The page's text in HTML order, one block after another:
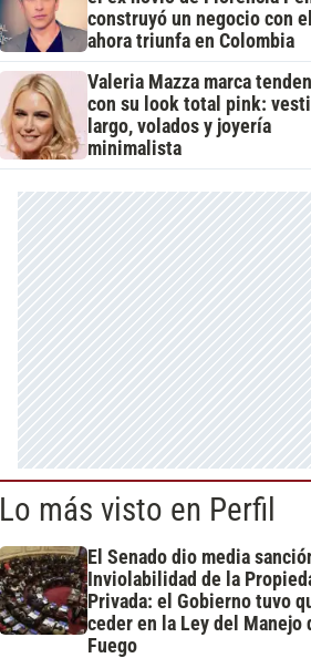
construyó un negocio con
ahora triunfa en Colombia
Valeria Mazza marca
con su look total pink:
largo, volados y joyería
minimalista
Lo más visto en Perfil
El Senado dio media
Inviolabilidad de la
Privada: el Gobierno tuvo
ceder en la Ley del Manejo
Fuego